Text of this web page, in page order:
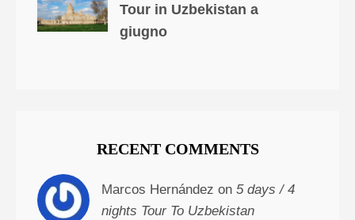
Tour in Uzbekistan a
giugno
RECENT COMMENTS
Marcos Hernández on 5 days / 4
nights Tour To Uzbekistan